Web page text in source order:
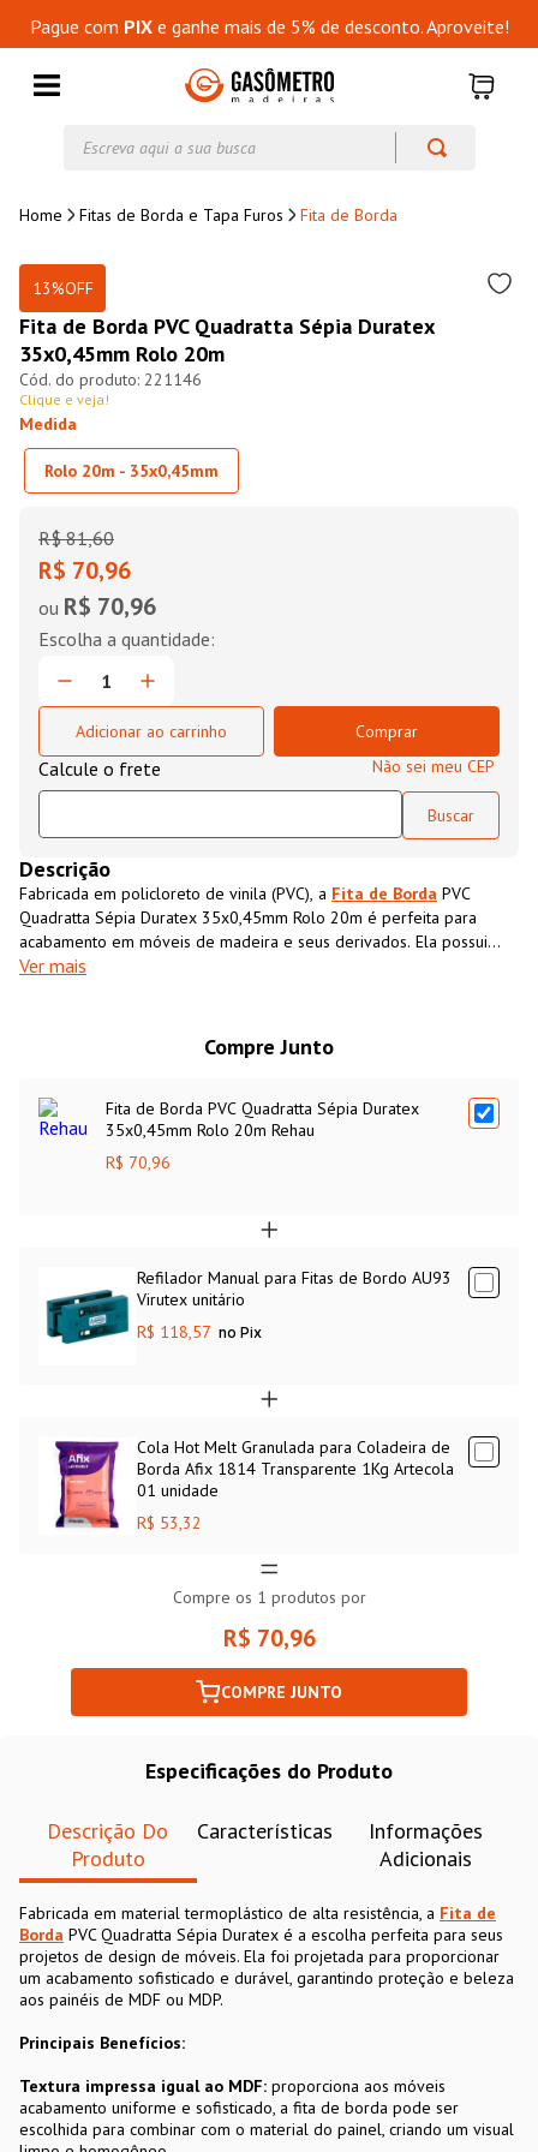
Pague com PIXe ganhe mais de 5% de desconto. Aproveite!
Fitas de Borda e Tapa Furos Fita de Borda
13%OFF
Fita de Borda PVC Quadratta Sépia Duratex
35x0,45mm Rolo 20m
221146
Clique e veja!
Medida
Rolo 20m - 35x0,45mm
R$ 81,60
R$ 70,96
ou R$ 70,96
Adicionar ao carrinho
Comprar
Não sei meu CEP
Descrição
Fabricada em policloreto de vinila (PVC), a Fita de Borda PVC
Quadratta Sépia Duratex 35x0,45mm Rolo 20m é perfeita para
acabamento em móveis de madeira e seus derivados. Ela possui
textura impressa semelhante ao MDF, que além de conferir
Ver mais
Compre Junto
Fita de Borda PVC Quadratta Sépia Duratex
35x0,45mm Rolo 20m Rehau
R$ 70,96
Refilador Manual para Fitas de Bordo AU93
Virutex unitário
R$ 118,57 no Pix
Cola Hot Melt Granulada para Coladeira de
Borda Afix 1814 Transparente 1Kg Artecola
01 unidade
R$ 53,32
Compre os 1 produtos por
R$ 70,96
COMPRE JUNTO
Especificações do Produto
Descrição Do
Produto
Características
Informações
Adicionais
Fabricada em material termoplástico de alta resistência, a Fita de
Borda PVC Quadratta Sépia Duratex é a escolha perfeita para seus
projetos de design de móveis. Ela foi projetada para proporcionar
um acabamento sofisticado e durável, garantindo proteção e beleza
aos painéis de MDF ou MDP.
Principais Benefícios:
Textura impressa igual ao MDF: proporciona aos móveis
acabamento uniforme e sofisticado, a fita de borda pode ser
escolhida para combinar com o material do painel, criando um visual